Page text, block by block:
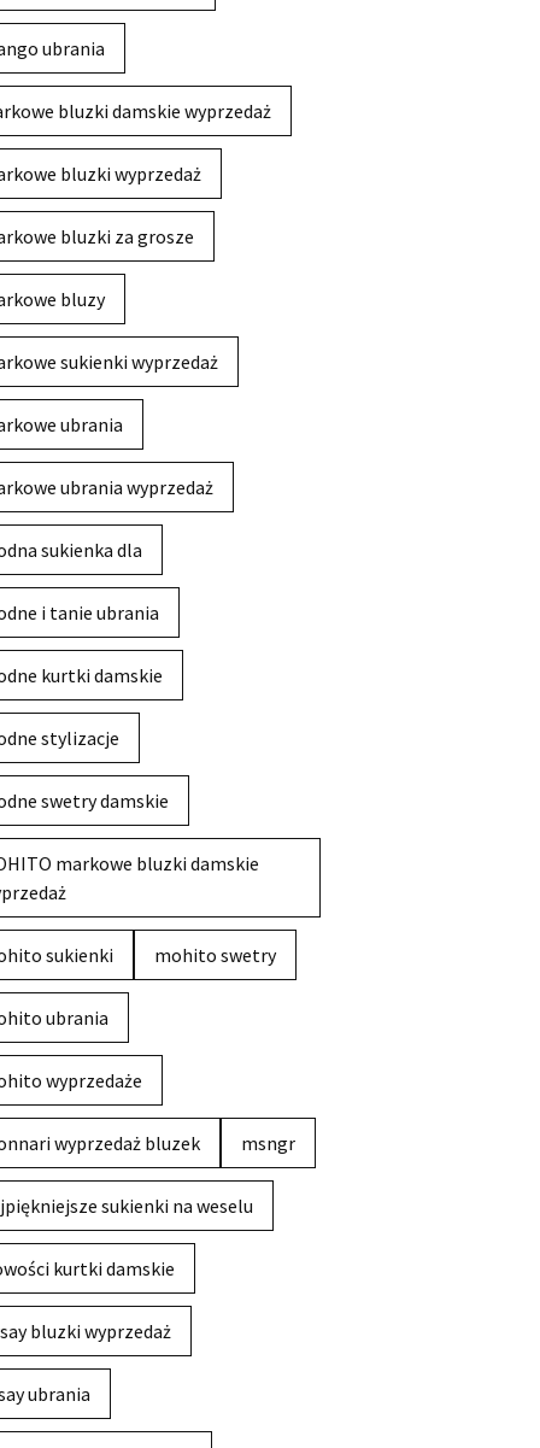
ubrania
bluzki damskie wyprzedaż
bluzki wyprzedaż
bluzki za grosze
bluzy
sukienki wyprzedaż
ubrania
ubrania wyprzedaż
sukienka dla
i tanie ubrania
kurtki damskie
stylizacje
swetry damskie
markowe bluzki damskie
sukienki mohito swetry
ubrania
wyprzedaże
wyprzedaż bluzek msngr
sukienki na weselu
kurtki damskie
bluzki wyprzedaż
ubrania